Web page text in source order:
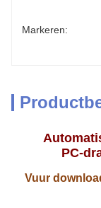
Markeren:
PC-
Vuur